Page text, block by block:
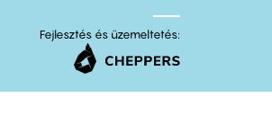
Fejlesztés és üzemeltetés: